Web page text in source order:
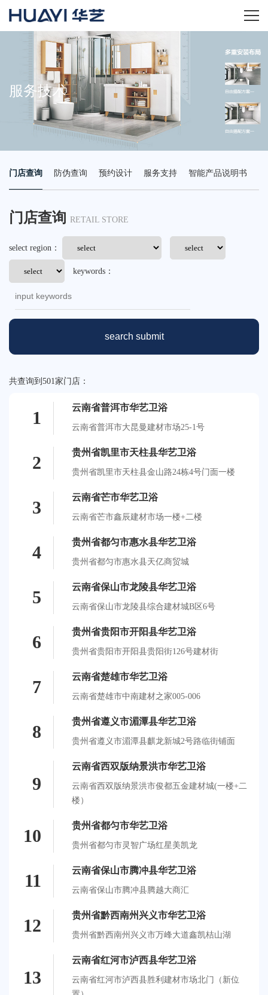
关于华艺
华艺产品
新闻资讯
招商加盟
服务技术
经销商专区
荣誉体系
联系我们
服务技术
门店查询 防伪查询 预约设计 服务支持 智能产品说明书
门店查询 RETAIL STORE
select region：
keywords：
search submit
共查询到501家门店：
1
云南省普洱市华艺卫浴
云南省普洱市大昆曼建材市场25-1号
2
贵州省凯里市天柱县华艺卫浴
贵州省凯里市天柱县金山路24栋4号门面一楼
3
云南省芒市华艺卫浴
云南省芒市鑫辰建材市场一楼+二楼
4
贵州省都匀市惠水县华艺卫浴
贵州省都匀市惠水县天亿商贸城
5
云南省保山市龙陵县华艺卫浴
云南省保山市龙陵县综合建材城B区6号
6
贵州省贵阳市开阳县华艺卫浴
贵州省贵阳市开阳县贵阳街126号建材街
7
云南省楚雄市华艺卫浴
云南省楚雄市中南建材之家005-006
8
贵州省遵义市湄潭县华艺卫浴
贵州省遵义市湄潭县麒龙新城2号路临街铺面
9
云南省西双版纳景洪市华艺卫浴
云南省西双版纳景洪市俊都五金建材城(一楼+二
楼）
10
贵州省都匀市华艺卫浴
贵州省都匀市灵智广场红星美凯龙
11
云南省保山市腾冲县华艺卫浴
云南省保山市腾冲县腾越大商汇
12
贵州省黔西南州兴义市华艺卫浴
贵州省黔西南州兴义市万峰大道鑫凯桔山湖
13
云南省红河市泸西县华艺卫浴
云南省红河市泸西县胜利建材市场北门（新位